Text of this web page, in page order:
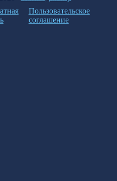
Пользовательское
соглашение